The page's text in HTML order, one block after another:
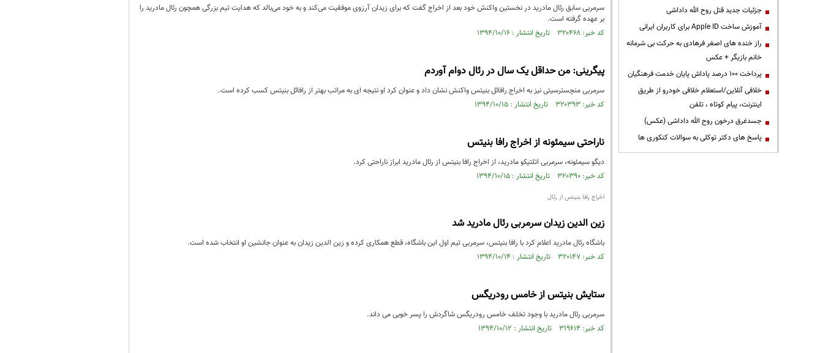
سرمربی سابق رئال مادرید در نخستین واکنش خود بعد از اخراج گفت که برای زیدان آرزوی موفقیت می‌کند و به خود می‌بالد که هدایت تیم بزرگی همچون رئال مادرید را
بر عهده گرفته است.
کد خبر: ۳۲۰۴۶۸ تاریخ انتشار : ۱۳۹۴/۱۰/۱۶
پیگرینی: من حداقل یک سال در رئال دوام آوردم
سرمربی منچسترسیتی نیز به اخراج رافائل بنیتس واکنش نشان داد و عنوان کرد او نتیجه ای به مراتب بهتر از رافائل بنیتس کسب کرده است.
کد خبر: ۳۲۰۳۹۳ تاریخ انتشار : ۱۳۹۴/۱۰/۱۵
ناراحتی سیمئونه از اخراج رافا بنیتس
دیگو سیمئونه، سرمربی اتلتیکو مادرید، از اخراج رافا بنیتس از رئال مادرید ابراز ناراحتی کرد.‏
کد خبر: ۳۲۰۳۹۰ تاریخ انتشار : ۱۳۹۴/۱۰/۱۵
اخراج رافا بنیتس از رئال
زین الدین زیدان سرمربی رئال مادرید شد
باشگاه رئال مادرید اعلام کرد با رافا بنیتس، سرمربی تیم اول این باشگاه، قطع همکاری کرده و زین الدین زیدان به عنوان جانشین او انتخاب شده است.
کد خبر: ۳۲۰۱۴۷ تاریخ انتشار : ۱۳۹۴/۱۰/۱۴
ستایش بنیتس از خامس رودریگس
سرمربی رئال مادرید با وجود تخلف خامس رودریگس شاگردش را پسر خوبی می داند.
کد خبر: ۳۱۹۶۱۴ تاریخ انتشار : ۱۳۹۴/۱۰/۱۲
جزئیات جدید قتل روح الله داداشی
آموزش ساخت Apple ID برای کاربران ایرانی
راز خنده های اصغر فرهادی به حرکت بی شرمانه
خانم بازیگر + عکس
پرداخت ۱۰۰ درصد پاداش پایان خدمت فرهنگیان
خلافی آنلاین/استعلام خلافی خودرو از طریق
اینترنت، پیام کوتاه ، تلفن
جسدغرق درخون روح الله داداشی (عکس)
پاسخ های دکتر توکلی به سوالات کنکوری ها